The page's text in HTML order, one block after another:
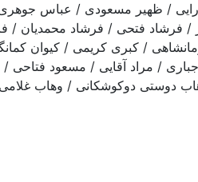
/ ظهیر مسعودی / عباس جوهری /
فرشاد فتحی / فرشاد محمدیان /
/ كبری كريمی / كيوان
/ مراد آقایی / مسعود
دوستی دوكوشكانی / وهاب